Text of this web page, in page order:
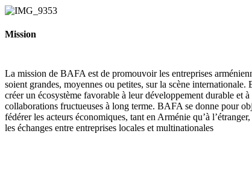
Mission
La mission de BAFA est de promouvoir les entreprises
soient grandes, moyennes ou petites, sur la scène internationale.
créer un écosystème favorable à leur développement durable et à
collaborations fructueuses à long terme. BAFA se donne pour
fédérer les acteurs économiques, tant en Arménie qu’à
les échanges entre entreprises locales et multinationales